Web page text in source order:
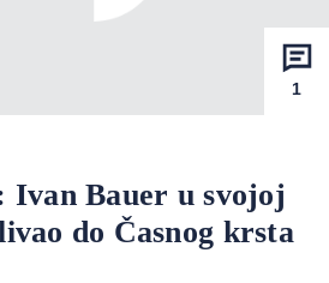
1
Ivan Bauer u svojoj
do Časnog krsta